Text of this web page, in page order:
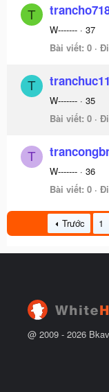
T
W------- · 37
Bài viết 0
T
W------- · 35
Bài viết 0
T
W------- · 36
Bài viết 0
Trước 1
@ 2009 - 2026